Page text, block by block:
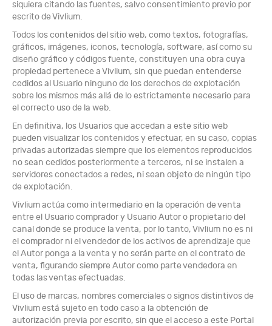
siquiera citando las fuentes, salvo consentimiento previo por
escrito de Vivlium.
Todos los contenidos del sitio web, como textos, fotografías,
gráficos, imágenes, iconos, tecnología, software, así como su
diseño gráfico y códigos fuente, constituyen una obra cuya
propiedad pertenece a Vivlium, sin que puedan entenderse
cedidos al Usuario ninguno de los derechos de explotación
sobre los mismos más allá de lo estrictamente necesario para
el correcto uso de la web.
En definitiva, los Usuarios que accedan a este sitio web
pueden visualizar los contenidos y efectuar, en su caso, copias
privadas autorizadas siempre que los elementos reproducidos
no sean cedidos posteriormente a terceros, ni se instalen a
servidores conectados a redes, ni sean objeto de ningún tipo
de explotación.
Vivlium actúa como intermediario en la operación de venta
entre el Usuario comprador y Usuario Autor o propietario del
canal donde se produce la venta, por lo tanto, Vivlium no es ni
el comprador ni el vendedor de los activos de aprendizaje que
el Autor ponga a la venta y no serán parte en el contrato de
venta, figurando siempre Autor como parte vendedora en
todas las ventas efectuadas.
El uso de marcas, nombres comerciales o signos distintivos de
Vivlium está sujeto en todo caso a la obtención de
autorización previa por escrito, sin que el acceso a este Portal